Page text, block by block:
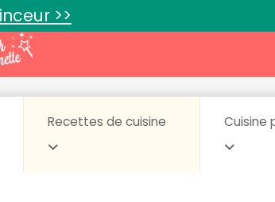
>>
Recettes de cuisine Cuisine